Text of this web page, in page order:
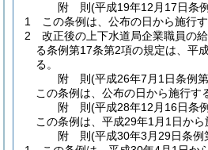
附 則(平成19年12月17日条
1
この条例は、公布の日から施行す
2
改正後の上下水道局企業職員の
る条例第17条第2項の規定は、平
る。
附 則(平成26年7月1日条例
この条例は、公布の日から施行す
附 則(平成28年12月16日条
この条例は、平成29年1月1日から
附 則(平成30年3月29日条例